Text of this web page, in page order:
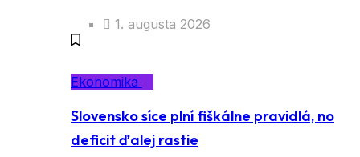
1. augusta 2026
Ekonomika
Slovensko síce plní fiškálne pravidlá, no
deficit ďalej rastie